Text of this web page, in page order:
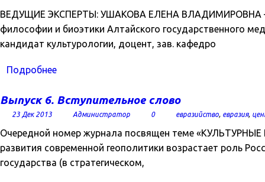
ВЕДУЩИЕ ЭКСПЕРТЫ: УШАКОВА ЕЛЕНА ВЛАДИМИРОВНА –
философии и биоэтики Алтайского государственного
кандидат культурологии, доцент, зав. кафедро
Подробнее
Выпуск 6. Вступительное слово
23 Дек 2013 Администратор 0 евразийство, евразия,
Очередной номер журнала посвящен теме
развития современной геополитики возрастает роль
государства (в стратегическом,